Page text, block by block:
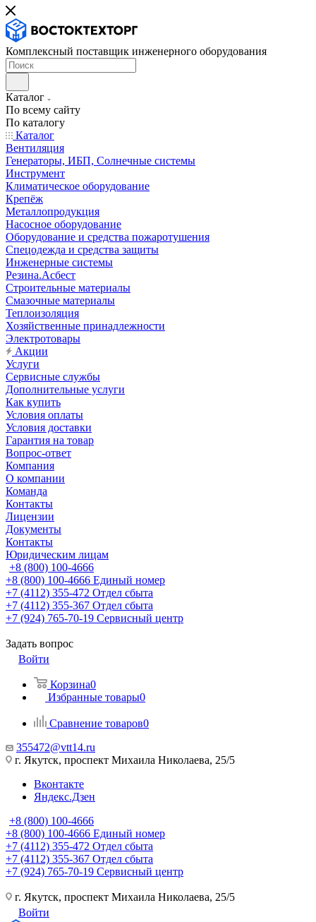
Комплексный поставщик инженерного оборудования
Каталог
По всему сайту
По каталогу
Каталог
Вентиляция
Генераторы, ИБП, Солнечные системы
Инструмент
Климатическое оборудование
Крепёж
Металлопродукция
Насосное оборудование
Оборудование и средства пожаротушения
Спецодежда и средства защиты
Инженерные системы
Резина.Асбест
Строительные материалы
Смазочные материалы
Теплоизоляция
Хозяйственные принадлежности
Электротовары
Акции
Услуги
Сервисные службы
Дополнительные услуги
Как купить
Условия оплаты
Условия доставки
Гарантия на товар
Вопрос-ответ
Компания
О компании
Команда
Контакты
Лицензии
Документы
Контакты
Юридическим лицам
+8 (800) 100-4666
+8 (800) 100-4666 Единый номер
+7 (4112) 355-472 Отдел сбыта
+7 (4112) 355-367 Отдел сбыта
+7 (924) 765-70-19 Сервисный центр
Задать вопрос
Войти
Корзина0
Избранные товары0
Сравнение товаров0
355472@vtt14.ru
г. Якутск, проспект Михаила Николаева, 25/5
Вконтакте
Яндекс.Дзен
+8 (800) 100-4666
+8 (800) 100-4666 Единый номер
+7 (4112) 355-472 Отдел сбыта
+7 (4112) 355-367 Отдел сбыта
+7 (924) 765-70-19 Сервисный центр
г. Якутск, проспект Михаила Николаева, 25/5
Войти